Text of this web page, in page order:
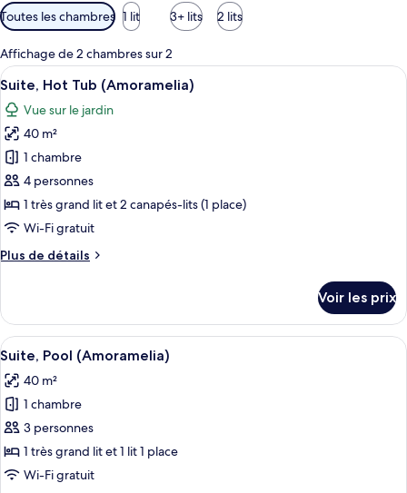
Filtres
disponibles
pour
les
chambres
Toutes les chambres 1 lit 3+ lits 2 lits
Affichage de 2 chambres sur 2
Afficher
toutes
les
photos
pour
ce
type
de
chambre :
Suite,
(Amoramelia)
Une terrasse sur le toit avec un
17
Suite, Hot Tub (Amoramelia)
Vue sur le jardin
40 m²
1 chambre
4 personnes
1 très grand lit et 2 canapés-lits (1 place)
Wi-Fi gratuit
Plus de détails
Plus
le
type
de
Suite,
Hot
Tub
(Amoramelia)
Voir les prix
Afficher
toutes
les
photos
pour
ce
type
Une chambre moderne avec un
17
Suite, Pool (Amoramelia)
40 m²
1 chambre
3 personnes
1 très grand lit et 1 lit 1 place
Wi-Fi gratuit